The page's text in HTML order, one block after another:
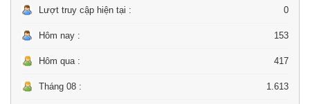
Lượt truy cập hiện tại : 0
Hôm nay : 153
Hôm qua : 417
Tháng 08 : 1.613